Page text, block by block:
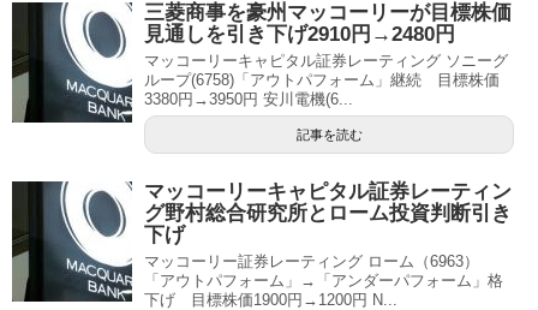
三菱商事を豪州マッコーリーが目標株価
見通しを引き下げ2910円→2480円
マッコーリーキャピタル証券レーティング ソニーグ
ループ(6758)「アウトパフォーム」継続 目標株価
3380円→3950円 安川電機(6...
記事を読む
マッコーリーキャピタル証券レーティン
グ野村総合研究所とローム投資判断引き
下げ
マッコーリー証券レーティング ローム（6963）
「アウトパフォーム」→「アンダーパフォーム」格
下げ 目標株価1900円→1200円 N...